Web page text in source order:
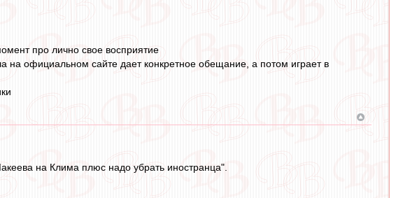
про лично свое восприятие
на официальном сайте дает конкретное обещание, а потом играет в
на Клима плюс надо убрать иностранца".